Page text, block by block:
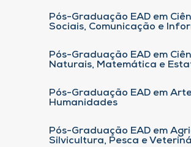
Pós-Graduação EAD em
Sociais, Comunicação e
Pós-Graduação EAD em
Naturais, Matemática e
Pós-Graduação EAD em
Humanidades
Pós-Graduação EAD em
Silvicultura, Pesca e